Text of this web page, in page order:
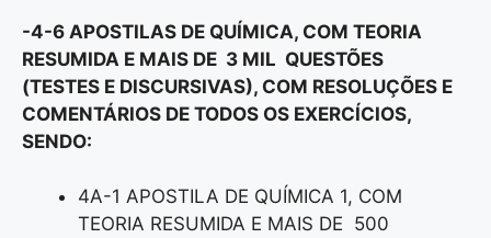
-4-6 APOSTILAS DE QUÍMICA, COM TEORIA
RESUMIDA E MAIS DE 3 MIL QUESTÕES
(TESTES E DISCURSIVAS), COM RESOLUÇÕES E
COMENTÁRIOS DE TODOS OS EXERCÍCIOS,
SENDO:
4A-1 APOSTILA DE QUÍMICA 1, COM
TEORIA RESUMIDA E MAIS DE 500